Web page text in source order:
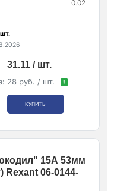
0.02
31.11 / шт.
28 руб. / шт. !
КУПИТЬ
15А 53мм
Rexant 06-0144-